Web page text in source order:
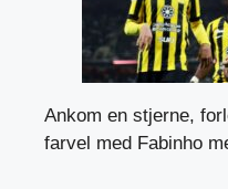
Ankom en stjerne,
farvel med Fabinho